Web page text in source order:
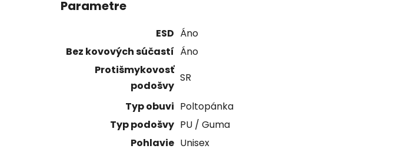
Parametre
ESD Áno
Bez kovových súčastí Áno
Protišmykovosť
podošvy
SR
Typ obuvi Poltopánka
Typ podošvy PU / Guma
Pohlavie Unisex